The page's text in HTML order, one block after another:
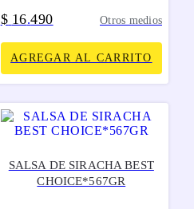
$ 16.490 Otros medios
AGREGAR AL CARRITO
SALSA DE SIRACHA BEST
CHOICE*567GR